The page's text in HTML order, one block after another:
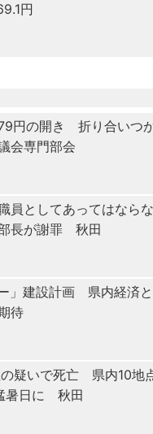
円
円の開き 折り合いつ
会専門部会
員としてあってはなら
長が謝罪 秋田
」建設計画 県内経済
待
疑いで死亡 県内10地
暑日に 秋田